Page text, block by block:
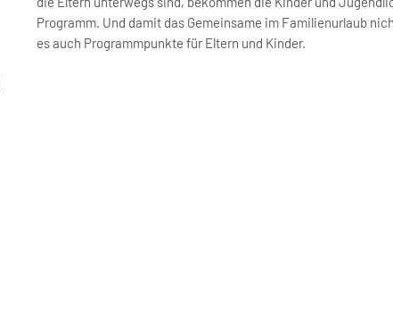
es auch Programmpunkte für Eltern und Kinder.